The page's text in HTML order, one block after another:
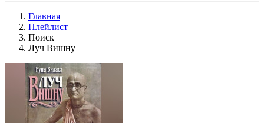
Главная
Плейлист
Поиск
Луч Вишну